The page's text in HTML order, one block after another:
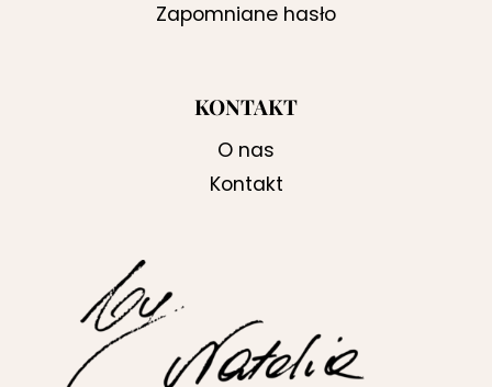
Zapomniane hasło
KONTAKT
O nas
Kontakt